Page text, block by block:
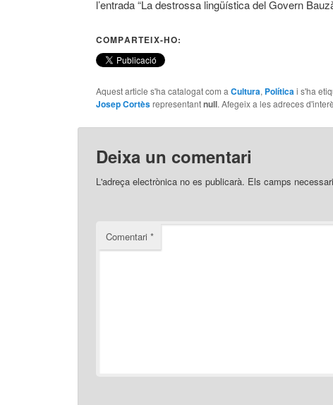
l’entrada “La destrossa lingüística del Govern
COMPARTEIX-HO:
Aquest article s'ha catalogat com a Cultura, Políticai s'ha
Josep Cortèsrepresentantnull. Afegeix a les adreces
Deixa un comentari
L'adreça electrònica no es publicarà. Els camps
Comentari *